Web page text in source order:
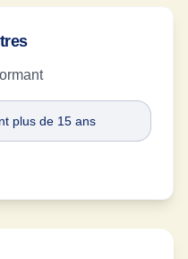
plus de 15 ans